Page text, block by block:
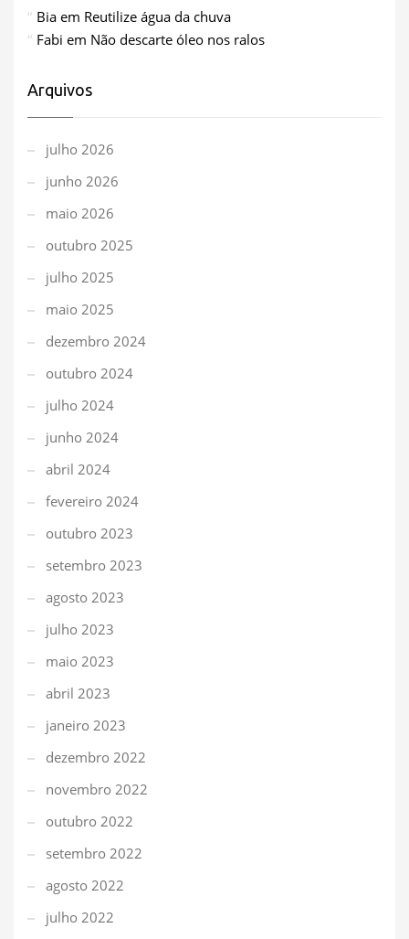
Bia em Reutilize água da chuva
Fabi em Não descarte óleo nos ralos
Arquivos
julho 2026
junho 2026
maio 2026
outubro 2025
julho 2025
maio 2025
dezembro 2024
outubro 2024
julho 2024
junho 2024
abril 2024
fevereiro 2024
outubro 2023
setembro 2023
agosto 2023
julho 2023
maio 2023
abril 2023
janeiro 2023
dezembro 2022
novembro 2022
outubro 2022
setembro 2022
agosto 2022
julho 2022